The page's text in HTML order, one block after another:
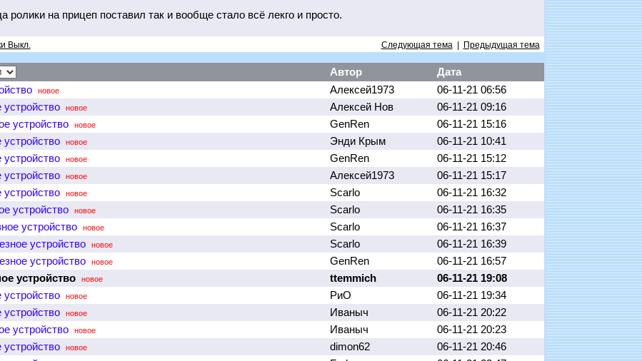
ролики на прицеп поставил так и вообще стало всё лекго и просто.
Выкл. Следующая тема| Предыдущая тема
Автор
Дата
новое Алексей1973
06-11-21 06:56
новое Алексей Нов
06-11-21 09:16
устройство
новое GenRen
06-11-21 15:16
новое Энди Крым
06-11-21 10:41
новое GenRen
06-11-21 15:12
новое Алексей1973
06-11-21 15:17
новое Scarlo
06-11-21 16:32
устройство
новое Scarlo
06-11-21 16:35
устройство
новое Scarlo
06-11-21 16:37
устройство
новое Scarlo
06-11-21 16:39
устройство
новое GenRen
06-11-21 16:57
устройство
новое ttemmich
06-11-21 19:08
новое РиО
06-11-21 19:34
новое Иваныч
06-11-21 20:22
устройство
новое Иваныч
06-11-21 20:23
новое dimon62
06-11-21 20:46